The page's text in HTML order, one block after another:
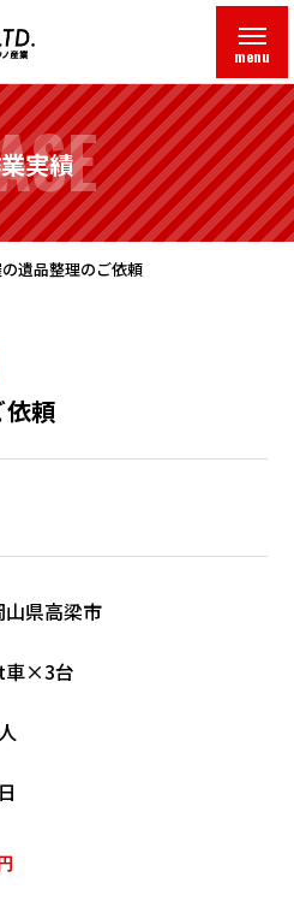
menu
実績
遺品整理のご依頼
頼
山県高梁市
車×3台